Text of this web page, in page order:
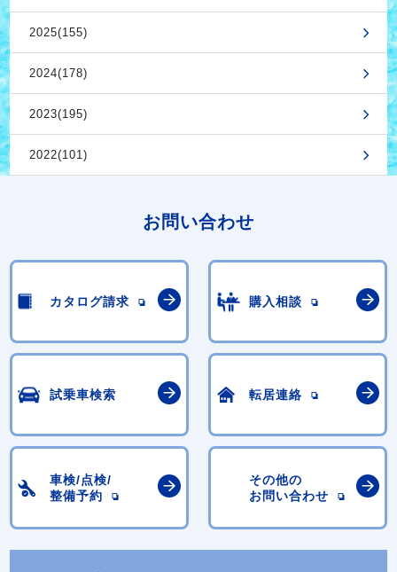
2025(155)
2024(178)
2023(195)
2022(101)
お問い合わせ
カタログ請求 購入相談
試乗車検索 転居連絡
車検/点検/
整備予約
その他の
お問い合わせ